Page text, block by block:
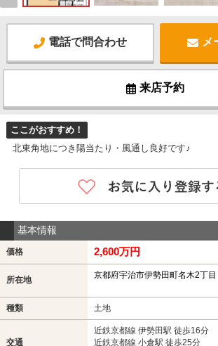
電話で問合わせ メ
来店予約
ここがおすすめ！
北東角地につき陽当たり・風通し良好です♪
基本情報
価格 2,600万円
所在地 京都府宇治市伊勢田町名木2丁目
種類 土地
交通
近鉄京都線 伊勢田駅 徒歩16分
近鉄京都線 小倉駅 徒歩25分